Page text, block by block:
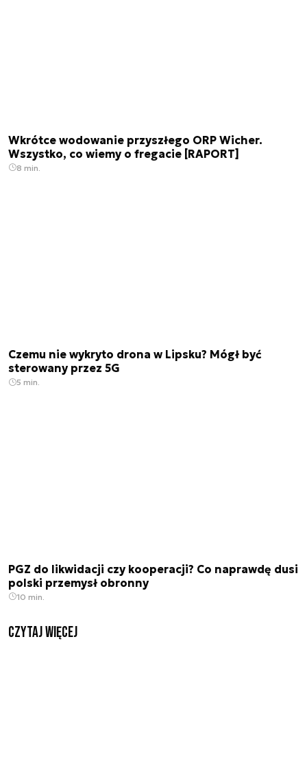
Wkrótce wodowanie przyszłego ORP Wicher.
Wszystko, co wiemy o fregacie [RAPORT]
8 min.
Czemu nie wykryto drona w Lipsku? Mógł być
sterowany przez 5G
5 min.
PGZ do likwidacji czy kooperacji? Co naprawdę dusi
polski przemysł obronny
10 min.
czytaj więcej